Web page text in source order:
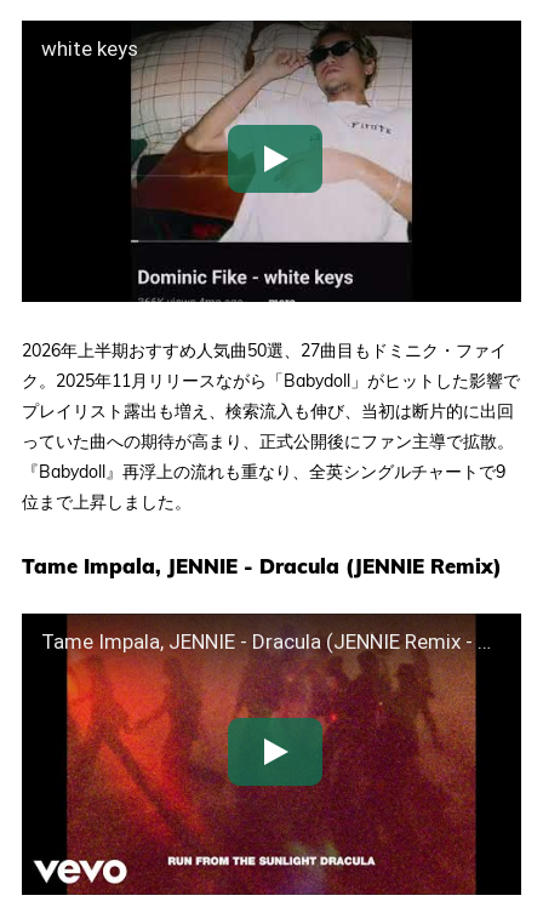
white keys
2026年上半期おすすめ人気曲50選、27曲目もドミニク・ファイ
ク。2025年11月リリースながら「Babydoll」がヒットした影響で
プレイリスト露出も増え、検索流入も伸び、当初は断片的に出回
っていた曲への期待が高まり、正式公開後にファン主導で拡散。
『Babydoll』再浮上の流れも重なり、全英シングルチャートで9
位まで上昇しました。
Tame Impala, JENNIE - Dracula (JENNIE Remix)
Tame Impala, JENNIE - Dracula (JENNIE Remix - Official Lyric Video)